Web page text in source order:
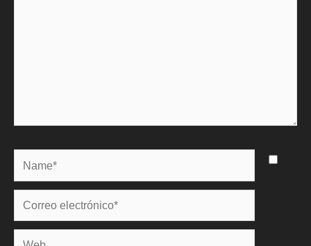
Name*
Correo
electrónico*
Web